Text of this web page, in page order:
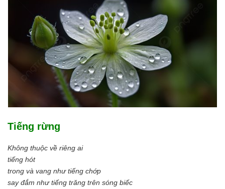
Tiếng rừng
Không thuộc về riêng ai
tiếng hót
trong và vang như tiếng chớp
say đắm như tiếng trăng trên sóng biếc